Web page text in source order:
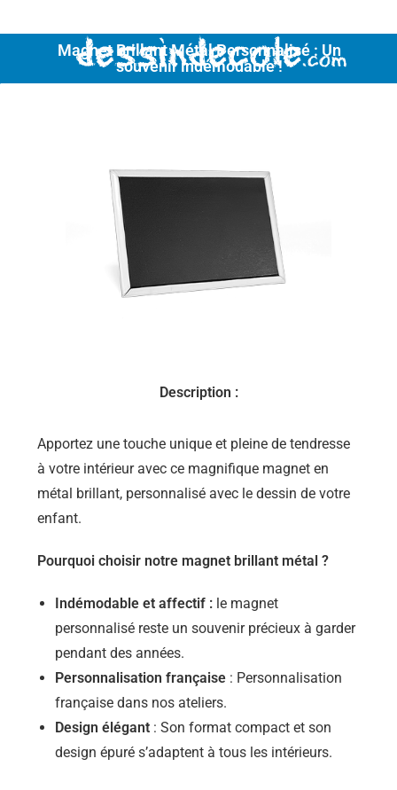
Magnet Brillant Métal Personnalisé : Un
souvenir indémodable !
Description :
Apportez une touche unique et pleine de tendresse
à votre intérieur avec ce magnifique magnet en
métal brillant, personnalisé avec le dessin de votre
enfant.
Pourquoi choisir notre magnet brillant métal ?
Indémodable et affectif : le magnet
personnalisé reste un souvenir précieux à garder
pendant des années.
Personnalisation française : Personnalisation
française dans nos ateliers.
Design élégant : Son format compact et son
design épuré s’adaptent à tous les intérieurs.